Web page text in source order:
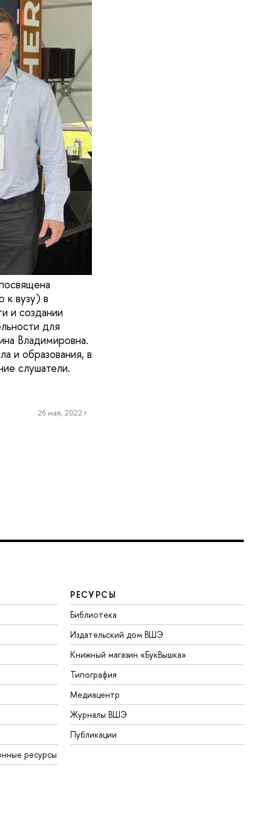
к вузу) в
и создании
для
Владимировна.
и образования, в
слушатели.
26 мая, 2022 г.
ресурсы
РЕСУРСЫ
Библиотека
Издательский дом ВШЭ
Книжный магазин «БукВышка»
Типография
Медиацентр
Журналы ВШЭ
Публикации